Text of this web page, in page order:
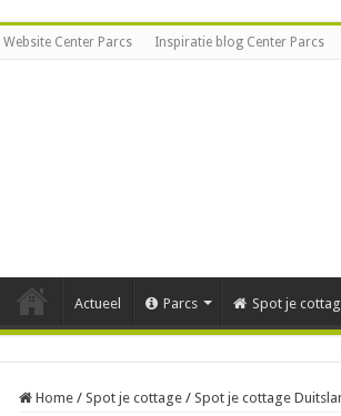
Website Center Parcs Inspiratie blog Center Parcs
Actueel Parcs Spot je
Home / Spot je cottage / Spot je cottage